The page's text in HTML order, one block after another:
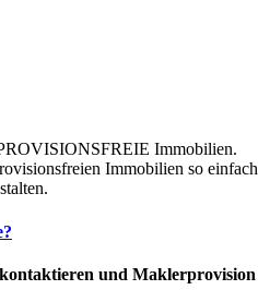
Immobilien.
Immobilien so einfach
und Maklerprovision